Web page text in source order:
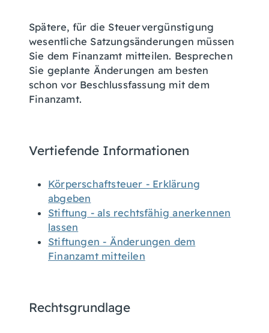
Spätere, für die Steuervergünstigung
wesentliche Satzungsänderungen müssen
Sie dem Finanzamt mitteilen. Besprechen
Sie geplante Änderungen am besten
schon vor Beschlussfassung mit dem
Finanzamt.
Vertiefende Informationen
Körperschaftsteuer - Erklärung
abgeben
Stiftung - als rechtsfähig anerkennen
lassen
Stiftungen - Änderungen dem
Finanzamt mitteilen
Rechtsgrundlage